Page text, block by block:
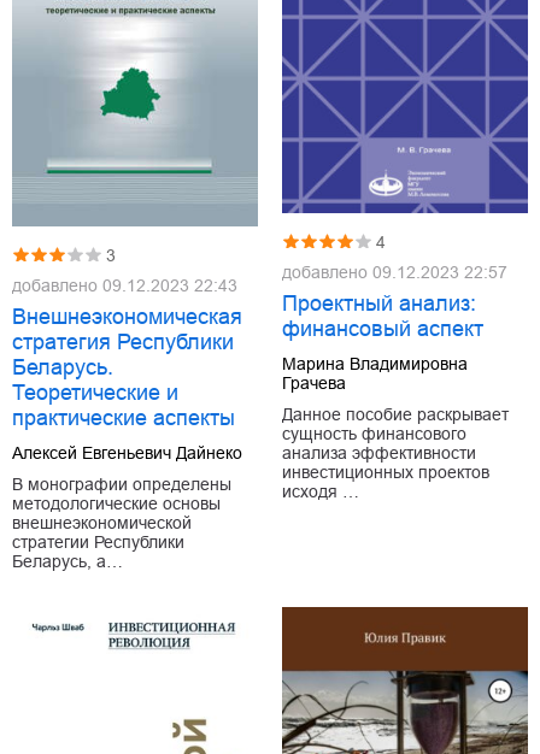
3
добавлено 09.12.2023 22:43
Внешнеэкономическая
стратегия Республики
Беларусь.
Теоретические и
практические аспекты
Алексей Евгеньевич Дайнеко
В монографии определены
методологические основы
внешнеэкономической
стратегии Республики
Беларусь, а…
4
добавлено 09.12.2023 22:57
Проектный анализ:
финансовый аспект
Марина Владимировна
Грачева
Данное пособие раскрывает
сущность финансового
анализа эффективности
инвестиционных проектов
исходя …